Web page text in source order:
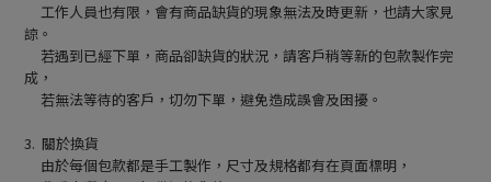
工作人員也有限，會有商品缺貨的現象無法及時更新，也請大家見
諒。
若遇到已經下單，商品卻缺貨的狀況，請客戶稍等新的包款製作完
成，
若無法等待的客戶，切勿下單，避免造成誤會及困擾。
3. 關於換貨
由於每個包款都是手工製作，尺寸及規格都有在頁面標明，